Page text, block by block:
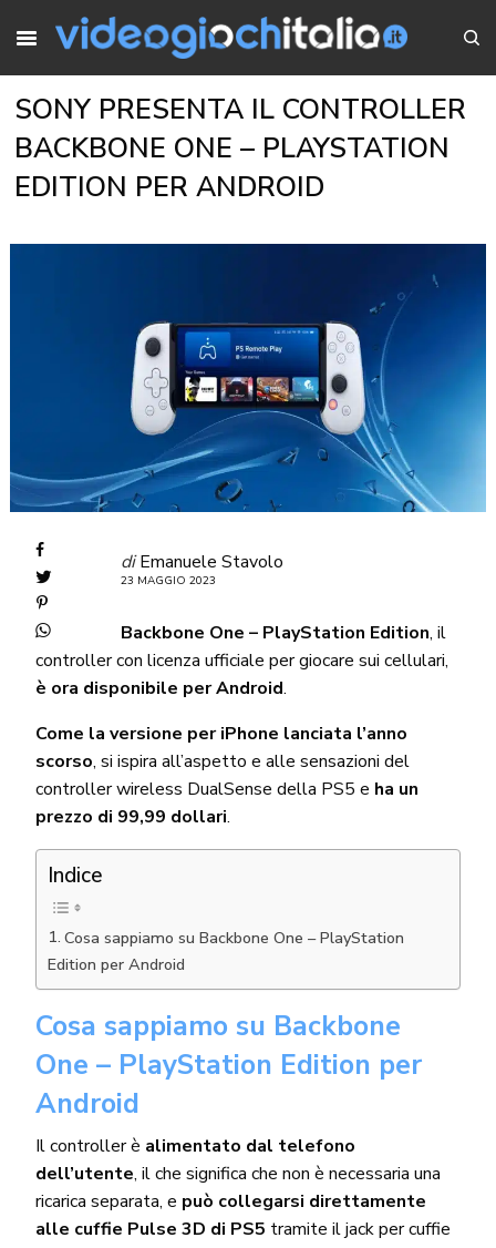
SONY PRESENTA IL CONTROLLER
BACKBONE ONE – PLAYSTATION
EDITION PER ANDROID
di Emanuele Stavolo
23 MAGGIO 2023
Backbone One – PlayStation Edition, il
controller con licenza ufficiale per giocare sui cellulari,
è ora disponibile per Android.
Come la versione per iPhone lanciata l’anno
scorso, si ispira all’aspetto e alle sensazioni del
controller wireless DualSense della PS5 e ha un
prezzo di 99,99 dollari.
Indice
Cosa sappiamo su Backbone One – PlayStation
Edition per Android
Cosa sappiamo su Backbone
One – PlayStation Edition per
Android
Il controller è alimentato dal telefono
dell’utente, il che significa che non è necessaria una
ricarica separata, e può collegarsi direttamente
alle cuffie Pulse 3D di PS5 tramite il jack per cuffie